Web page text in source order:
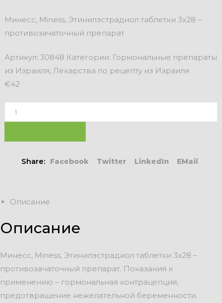
Минесс, Miness, Этинилэстрадиол таблетки 3х28 –
противозачаточный препарат
Артикул: 30848 Категории: Гормональные препараты
из Израиля, Лекарства по рецепту из Израиля
€42
Share: Facebook Twitter LinkedIn EMail
Описание
Описание
Минесс, Miness, Этинилэстрадиол таблетки 3х28 –
противозачаточный препарат. Показания к
применению – гормональная контрацепция,
предотвращение нежелательной беременности.